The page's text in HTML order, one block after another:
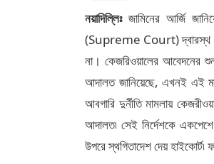
নয়াদিল্লিঃজামিনের আর্জি
(Supreme Court) দ্বারস্থ
না। কেজরিওয়ালের আবেদনের
আদালত জানিয়েছে, এখনই এই
আবগারি দুর্নীতি মামলায়
আদালত৷ সেই নির্দেশকে
উপরে স্থগিতাদেশ দেয়